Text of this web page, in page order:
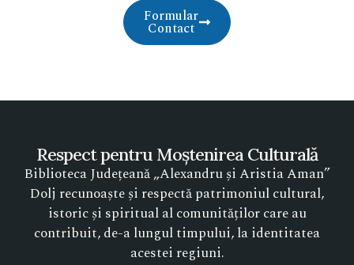
Formular
Contact
Respect pentru Moștenirea Culturală
Biblioteca Județeană „Alexandru și Aristia Aman”
Dolj recunoaște și respectă patrimoniul cultural,
istoric și spiritual al comunităților care au
contribuit, de-a lungul timpului, la identitatea
acestei regiuni.